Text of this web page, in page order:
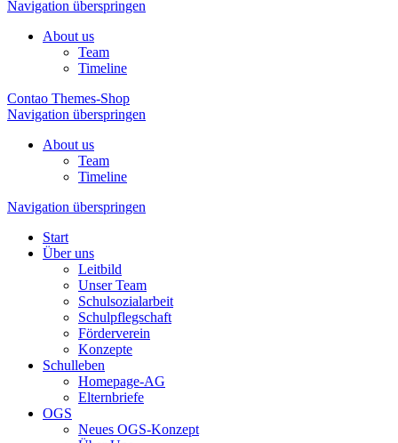
Navigation überspringen
About us
Team
Timeline
Contao Themes-Shop
Navigation überspringen
About us
Team
Timeline
Navigation überspringen
Start
Über uns
Leitbild
Unser Team
Schulsozialarbeit
Schulpflegschaft
Förderverein
Konzepte
Schulleben
Homepage-AG
Elternbriefe
OGS
Neues OGS-Konzept